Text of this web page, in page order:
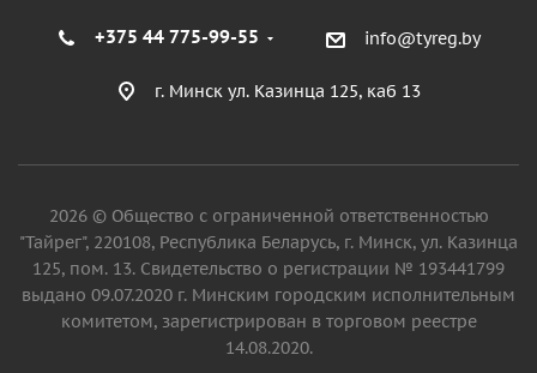
+375 44 775-99-55 info@tyreg.by
г. Минск ул. Казинца 125, каб 13
2026 © Общество с ограниченной ответственностью
"Тайрег", 220108, Республика Беларусь, г. Минск, ул. Казинца
125, пом. 13. Свидетельство о регистрации № 193441799
выдано 09.07.2020 г. Минским городским исполнительным
комитетом, зарегистрирован в торговом реестре
14.08.2020.